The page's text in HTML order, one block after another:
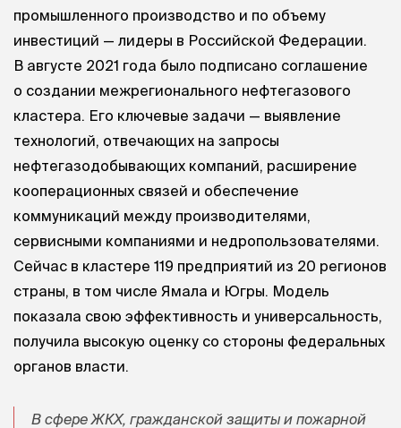
промышленного производство и по объему
инвестиций — лидеры в Российской Федерации.
В августе 2021 года было подписано соглашение
о создании межрегионального нефтегазового
кластера. Его ключевые задачи — выявление
технологий, отвечающих на запросы
нефтегазодобывающих компаний, расширение
кооперационных связей и обеспечение
коммуникаций между производителями,
сервисными компаниями и недропользователями.
Сейчас в кластере 119 предприятий из 20 регионов
страны, в том числе Ямала и Югры. Модель
показала свою эффективность и универсальность,
получила высокую оценку со стороны федеральных
органов власти.
В сфере ЖКХ, гражданской защиты и пожарной